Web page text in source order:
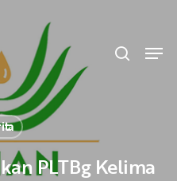
PLTBg Kelima